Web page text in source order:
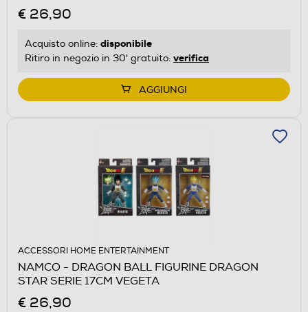
€ 26,90
Acquisto online: disponibile
Ritiro in negozio in 30' gratuito: verifica
AGGIUNGI
ACCESSORI HOME ENTERTAINMENT
NAMCO - DRAGON BALL FIGURINE DRAGON
STAR SERIE 17CM VEGETA
€ 26,90